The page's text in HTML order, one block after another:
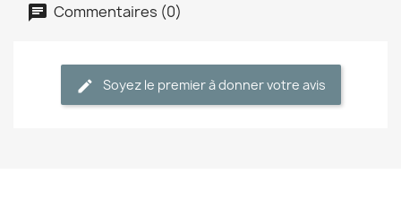
Commentaires (0)
Soyez le premier à donner votre avis